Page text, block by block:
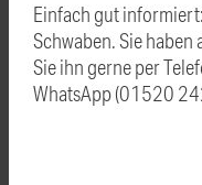
Einfach gut
Schwaben. Sie haben
Sie ihn gerne per
WhatsApp (01520